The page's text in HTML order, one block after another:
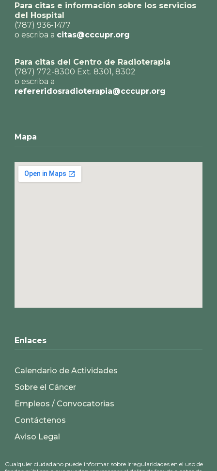
Para citas e información sobre los servicios
del Hospital
(787) 936-1477
o escriba a citas@cccupr.org
Para citas del Centro de Radioterapia
(787) 772-8300 Ext. 8301, 8302
o escriba a
refereridosradioterapia@cccupr.org
Mapa
Enlaces
Calendario de Actividades
Sobre el Cáncer
Empleos / Convocatorias
Contáctenos
Aviso Legal
Cualquier ciudadano puede informar sobre irregularidades en el uso de